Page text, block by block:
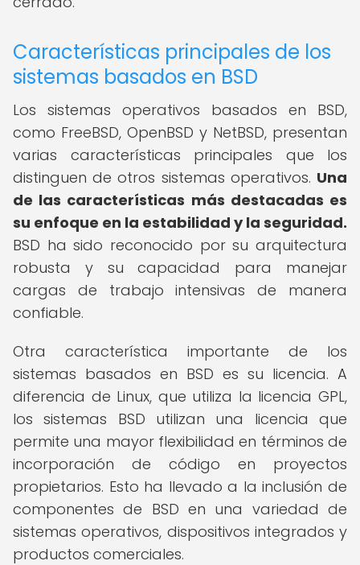
Características principales de los
sistemas basados en BSD
Los sistemas operativos basados en BSD,
como FreeBSD, OpenBSD y NetBSD, presentan
varias características principales que los
distinguen de otros sistemas operativos. Una
de las características más destacadas es
su enfoque en la estabilidad y la seguridad.
BSD ha sido reconocido por su arquitectura
robusta y su capacidad para manejar
cargas de trabajo intensivas de manera
confiable.
Otra característica importante de los
sistemas basados en BSD es su licencia. A
diferencia de Linux, que utiliza la licencia GPL,
los sistemas BSD utilizan una licencia que
permite una mayor flexibilidad en términos de
incorporación de código en proyectos
propietarios. Esto ha llevado a la inclusión de
componentes de BSD en una variedad de
sistemas operativos, dispositivos integrados y
productos comerciales.